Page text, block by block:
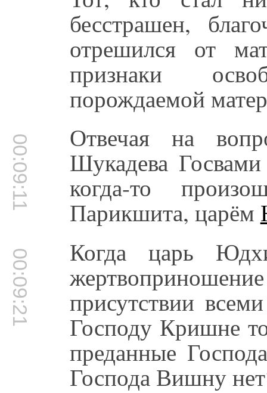
бесстрашен,
отрешился от
признаки
порождаемой
00:09:11 Отвечая на
Шукадева
когда-то
Парикшита, царём
00:09:21 Когда царь
присутствии
Господу Кришне
преданные
Господа Вишну